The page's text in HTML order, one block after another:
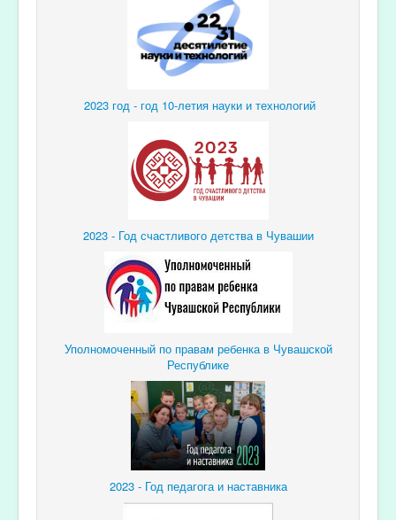
2023 год - год 10-летия науки и технологий
2023 - Год счастливого детства в Чувашии
Уполномоченный по правам ребенка в Чувашской
Республике
2023 - Год педагога и наставника